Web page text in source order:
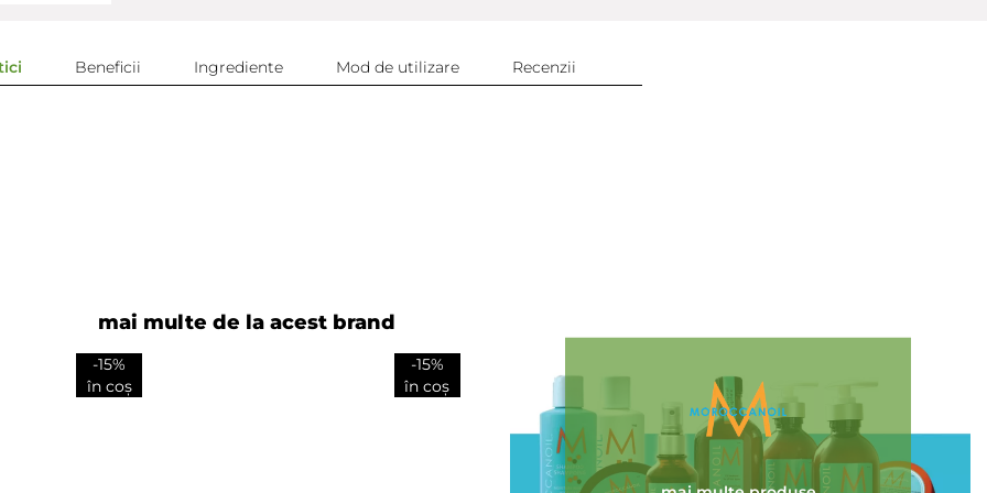
Beneficii Ingrediente Mod de utilizare Recenzii
Adaugă review
mai multe de la acest brand
-15%
în coș
-15%
în coș